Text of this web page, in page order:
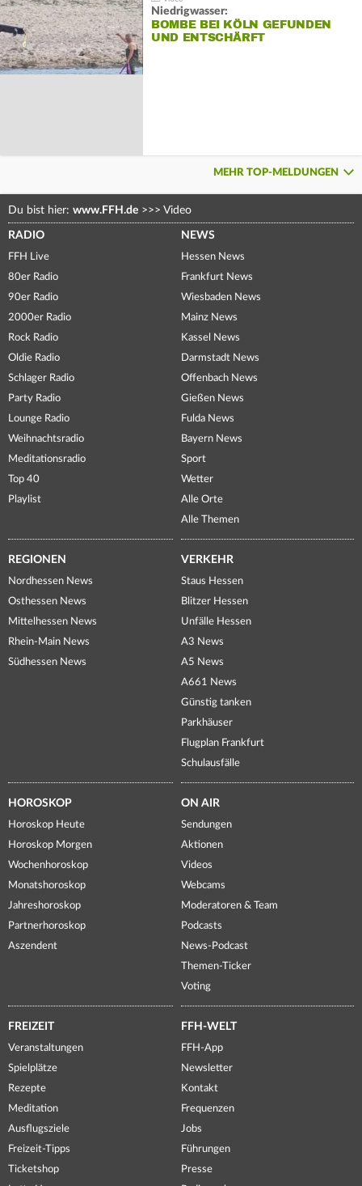
Niedrigwasser:
BOMBE BEI KÖLN GEFUNDEN
UND ENTSCHÄRFT
MEHR TOP-MELDUNGEN
Du bist hier: www.FFH.de >>> Video
RADIO
FFH Live
80er Radio
90er Radio
2000er Radio
Rock Radio
Oldie Radio
Schlager Radio
Party Radio
Lounge Radio
Weihnachtsradio
Meditationsradio
Top 40
Playlist
NEWS
Hessen News
Frankfurt News
Wiesbaden News
Mainz News
Kassel News
Darmstadt News
Offenbach News
Gießen News
Fulda News
Bayern News
Sport
Wetter
Alle Orte
Alle Themen
REGIONEN
Nordhessen News
Osthessen News
Mittelhessen News
Rhein-Main News
Südhessen News
VERKEHR
Staus Hessen
Blitzer Hessen
Unfälle Hessen
A3 News
A5 News
A661 News
Günstig tanken
Parkhäuser
Flugplan Frankfurt
Schulausfälle
HOROSKOP
Horoskop Heute
Horoskop Morgen
Wochenhoroskop
Monatshoroskop
Jahreshoroskop
Partnerhoroskop
Aszendent
ON AIR
Sendungen
Aktionen
Videos
Webcams
Moderatoren & Team
Podcasts
News-Podcast
Themen-Ticker
Voting
FREIZEIT
Veranstaltungen
Spielplätze
Rezepte
Meditation
Ausflugsziele
Freizeit-Tipps
Ticketshop
FFH-WELT
FFH-App
Newsletter
Kontakt
Frequenzen
Jobs
Führungen
Presse